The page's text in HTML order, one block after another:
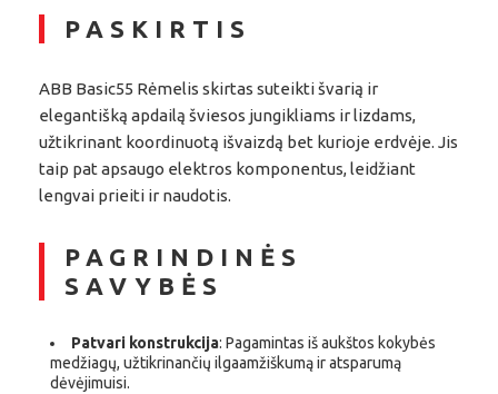
PASKIRTIS
ABB Basic55 Rėmelis skirtas suteikti švarią ir
elegantišką apdailą šviesos jungikliams ir lizdams,
užtikrinant koordinuotą išvaizdą bet kurioje erdvėje. Jis
taip pat apsaugo elektros komponentus, leidžiant
lengvai prieiti ir naudotis.
PAGRINDINĖS
SAVYBĖS
Patvari konstrukcija: Pagamintas iš aukštos kokybės
medžiagų, užtikrinančių ilgaamžiškumą ir atsparumą
dėvėjimuisi.